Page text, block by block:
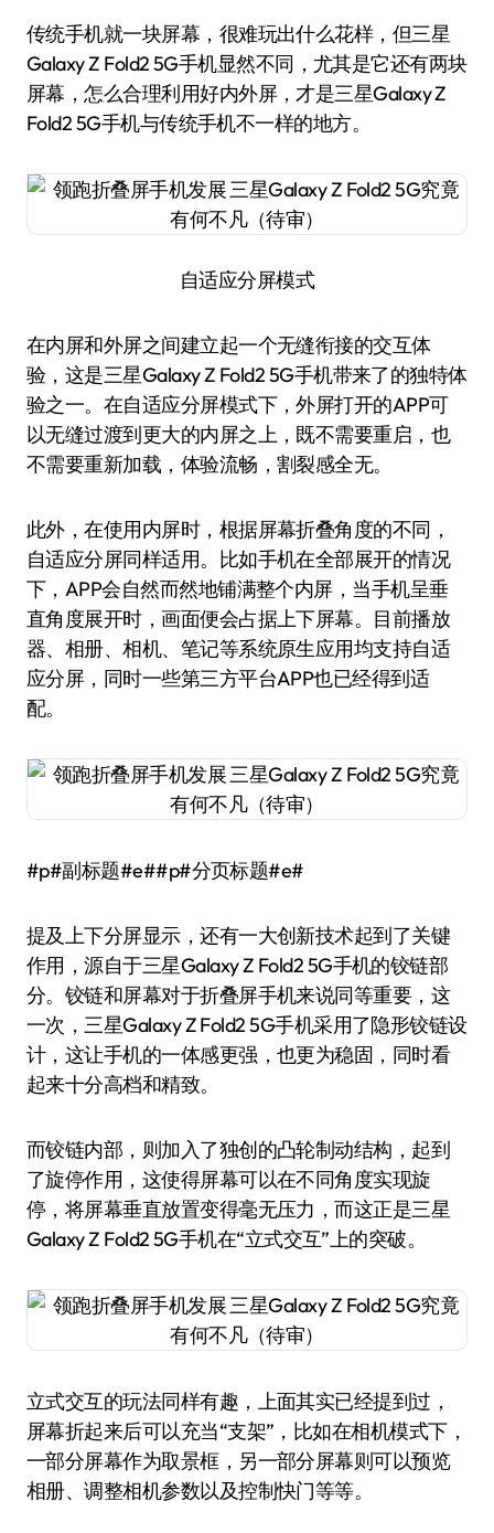
传统手机就一块屏幕，很难玩出什么花样，但三星
Galaxy Z Fold2 5G手机显然不同，尤其是它还有两块
屏幕，怎么合理利用好内外屏，才是三星Galaxy Z
Fold2 5G手机与传统手机不一样的地方。
自适应分屏模式
在内屏和外屏之间建立起一个无缝衔接的交互体
验，这是三星Galaxy Z Fold2 5G手机带来了的独特体
验之一。在自适应分屏模式下，外屏打开的APP可
以无缝过渡到更大的内屏之上，既不需要重启，也
不需要重新加载，体验流畅，割裂感全无。
此外，在使用内屏时，根据屏幕折叠角度的不同，
自适应分屏同样适用。比如手机在全部展开的情况
下，APP会自然而然地铺满整个内屏，当手机呈垂
直角度展开时，画面便会占据上下屏幕。目前播放
器、相册、相机、笔记等系统原生应用均支持自适
应分屏，同时一些第三方平台APP也已经得到适
配。
#p#副标题#e##p#分页标题#e#
提及上下分屏显示，还有一大创新技术起到了关键
作用，源自于三星Galaxy Z Fold2 5G手机的铰链部
分。铰链和屏幕对于折叠屏手机来说同等重要，这
一次，三星Galaxy Z Fold2 5G手机采用了隐形铰链设
计，这让手机的一体感更强，也更为稳固，同时看
起来十分高档和精致。
而铰链内部，则加入了独创的凸轮制动结构，起到
了旋停作用，这使得屏幕可以在不同角度实现旋
停，将屏幕垂直放置变得毫无压力，而这正是三星
Galaxy Z Fold2 5G手机在“立式交互”上的突破。
立式交互的玩法同样有趣，上面其实已经提到过，
屏幕折起来后可以充当“支架”，比如在相机模式下，
一部分屏幕作为取景框，另一部分屏幕则可以预览
相册、调整相机参数以及控制快门等等。